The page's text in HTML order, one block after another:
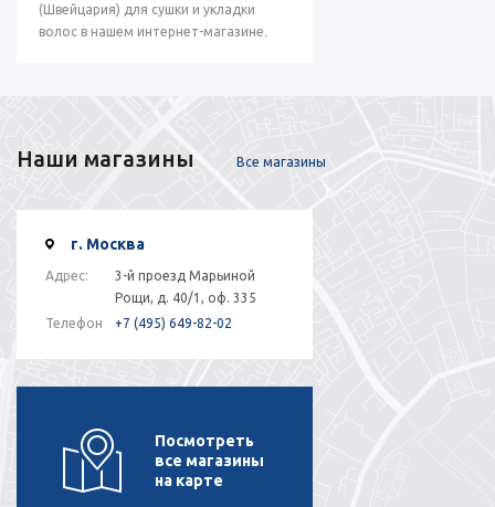
(Швейцария) для сушки и укладки
волос в нашем интернет-магазине.
Наши магазины Все магазины
г. Москва
Адрес:
3-й проезд Марьиной
Рощи, д. 40/1, оф. 335
Телефон
+7 (495) 649-82-02
Посмотреть
все магазины
на карте